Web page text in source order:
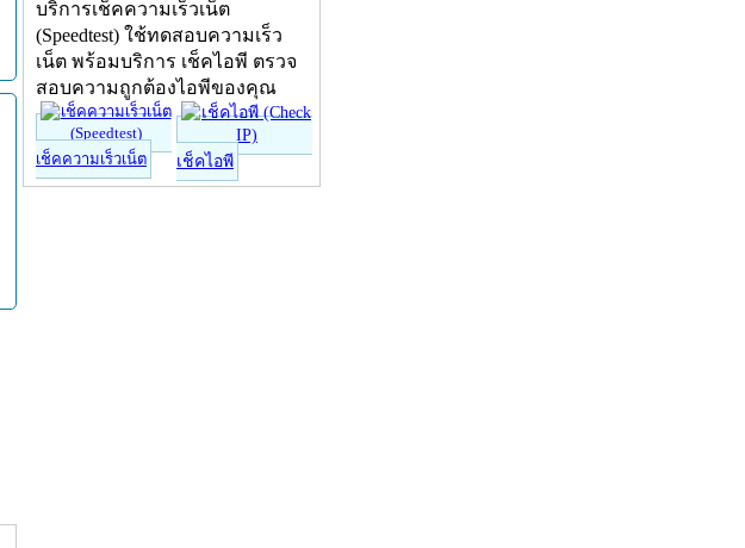
บริการเช็คความเร็วเน็ต
(Speedtest) ใช้ทดสอบความเร็ว
เน็ต พร้อมบริการ เช็คไอพี ตรวจ
สอบความถูกต้องไอพีของคุณ
เช็คความเร็วเน็ต เช็คไอพี